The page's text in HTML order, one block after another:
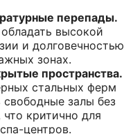
перепады.
высокой
и долговечностью
зонах.
пространства.
стальных ферм
залы без
критично для
центров.